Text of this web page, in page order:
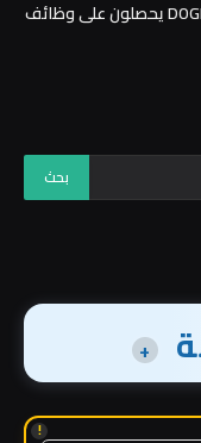
قدامى المحاربين في DOGE يحصلون على وظائف
+
!